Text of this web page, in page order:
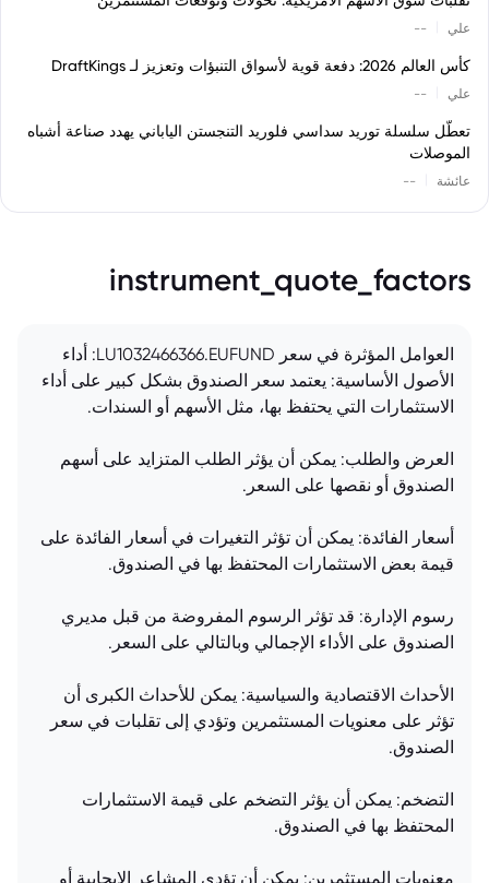
علي --
كأس العالم 2026: دفعة قوية لأسواق التنبؤات وتعزيز لـ DraftKings
علي --
تعطّل سلسلة توريد سداسي فلوريد التنجستن الياباني يهدد صناعة أشباه
الموصلات
عائشة --
instrument_quote_factors
العوامل المؤثرة في سعر LU1032466366.EUFUND: أداء
الأصول الأساسية: يعتمد سعر الصندوق بشكل كبير على أداء
الاستثمارات التي يحتفظ بها، مثل الأسهم أو السندات.
العرض والطلب: يمكن أن يؤثر الطلب المتزايد على أسهم
الصندوق أو نقصها على السعر.
أسعار الفائدة: يمكن أن تؤثر التغيرات في أسعار الفائدة على
قيمة بعض الاستثمارات المحتفظ بها في الصندوق.
رسوم الإدارة: قد تؤثر الرسوم المفروضة من قبل مديري
الصندوق على الأداء الإجمالي وبالتالي على السعر.
الأحداث الاقتصادية والسياسية: يمكن للأحداث الكبرى أن
تؤثر على معنويات المستثمرين وتؤدي إلى تقلبات في سعر
الصندوق.
التضخم: يمكن أن يؤثر التضخم على قيمة الاستثمارات
المحتفظ بها في الصندوق.
معنويات المستثمرين: يمكن أن تؤدي المشاعر الإيجابية أو